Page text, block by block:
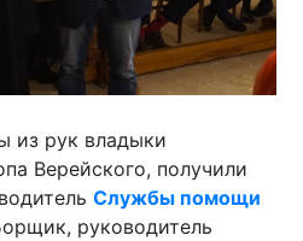
из рук владыки
Верейского, получили
Службы помощи
руководитель